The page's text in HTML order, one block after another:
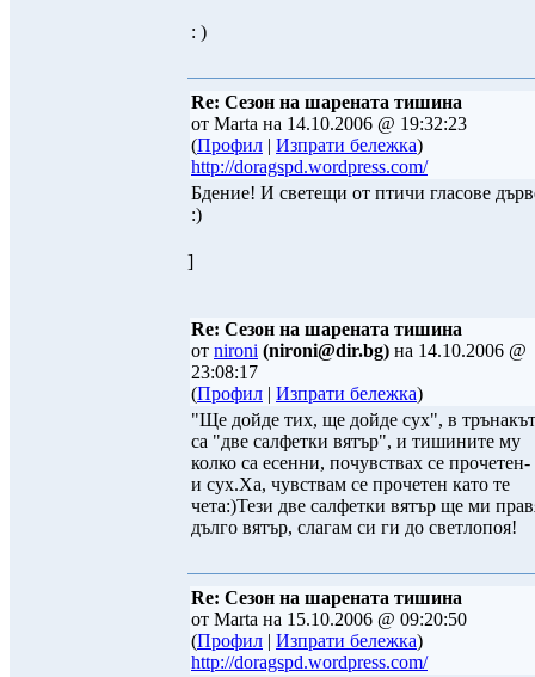
: )
Re: Сезон на шарената тишина
от Marta на 14.10.2006 @ 19:32:23
(Профил | Изпрати бележка)
http://doragspd.wordpress.com/
Бдение! И светещи от птичи гласове
:)
]
Re: Сезон на шарената тишина
от nironi (nironi@dir.bg) на 14.10.2006 @
23:08:17
(Профил | Изпрати бележка)
"Ще дойде тих, ще дойде сух", в
са "две салфетки вятър", и тишините му
колко са есенни, почувствах се прочетен-
и сух.Ха, чувствам се прочетен като те
чета:)Тези две салфетки вятър ще ми
дълго вятър, слагам си ги до светлопоя!
Re: Сезон на шарената тишина
от Marta на 15.10.2006 @ 09:20:50
(Профил | Изпрати бележка)
http://doragspd.wordpress.com/